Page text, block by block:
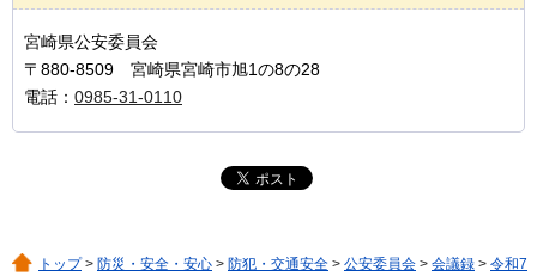
宮崎県公安委員会
〒880-8509 宮崎県宮崎市旭1の8の28
電話： 0985-31-0110
トップ> 防災・安全・安心 > 防犯・交通安全 > 公安委員会 > 会議録 > 令和7